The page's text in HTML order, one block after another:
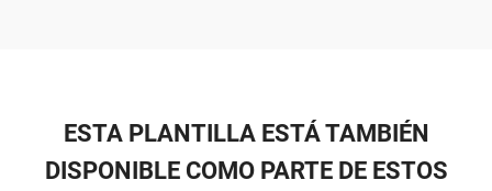
ESTA PLANTILLA ESTÁ TAMBIÉN
DISPONIBLE COMO PARTE DE ESTOS